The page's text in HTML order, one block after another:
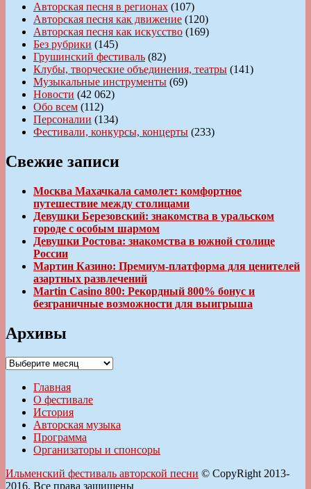
Авторская песня в регионах (107)
Авторская песня как движение (120)
Авторская песня как искусство (169)
Без рубрики (145)
Грушинский фестиваль (82)
Клубы, творческие объединения, театры (141)
Музыкальные инструменты (69)
Новости (42 062)
Обо всем (112)
Персоналии (134)
Фестивали, конкурсы, концерты (233)
Свежие записи
Москва Махачкала самолет: комфортное
путешествие между столицами
Девушки Березовский: знакомства в уральском
городе с особым шармом
Девушки Ростова: знакомства в южной столице
России
Мартин Казино: Премиум-платформа для ценителей
азартных развлечений
Martin Casino 800: Рекордный 800% бонус и
безграничные возможности для выигрыша
Архивы
Архивы
Главная
О фестивале
История
Авторская музыка
Программа
Организаторы и спонсоры
Ильменский фестиваль авторской песни © CopyRight 2013-
2016. Все права защищены